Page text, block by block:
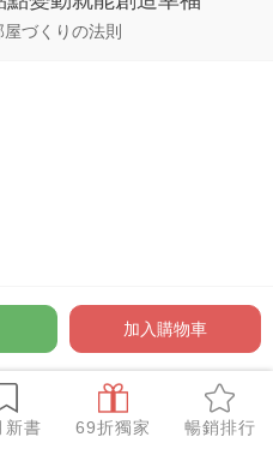
新書 69折獨家 暢銷排行
づくりの法則
加入購物車